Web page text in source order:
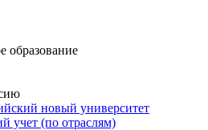
образование
новый университет
учет (по отраслям)